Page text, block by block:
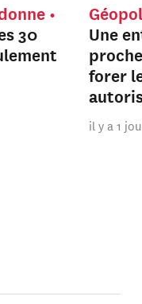
30
Une
forer
il y a 1